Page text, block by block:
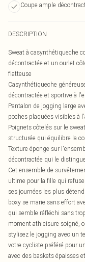
Coupe ample
DESCRIPTION
Sweat à casynthétiqueche
décontractée et un ourlet
flatteuse
Casynthétiqueche
décontractée et sportive à
Pantalon de jogging large
poches plaquées visibles à
Poignets côtelés sur le
structurée qui équilibre la
Texture éponge sur
décontractée qui le
Cet ensemble de
ultime pour la fille qui
ses journées les plus
boxy se marie sans effort
qui semble réfléchi sans
moment athleisure soigné,
stylisez le jogging avec un
votre cycliste préféré pour
avec des baskets épaisses